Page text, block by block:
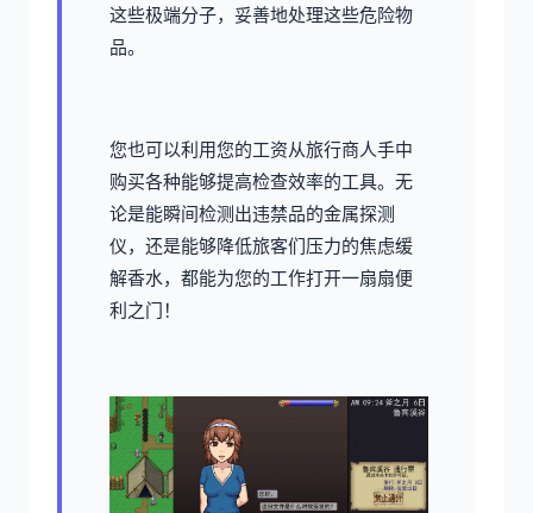
这些极端分子，妥善地处理这些危险物
品。
您也可以利用您的工资从旅行商人手中
购买各种能够提高检查效率的工具。无
论是能瞬间检测出违禁品的金属探测
仪，还是能够降低旅客们压力的焦虑缓
解香水，都能为您的工作打开一扇扇便
利之门！